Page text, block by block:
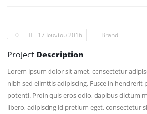
0 17 Ιουνίου 2016 Brand
Project Description
Lorem ipsum dolor sit amet, consectetur
nibh sed elimttis adipiscing. Fusce in hendrerit
potenti. Proin quis eros odio, dapibus dictum
libero, adipiscing id pretium eget, consectetur